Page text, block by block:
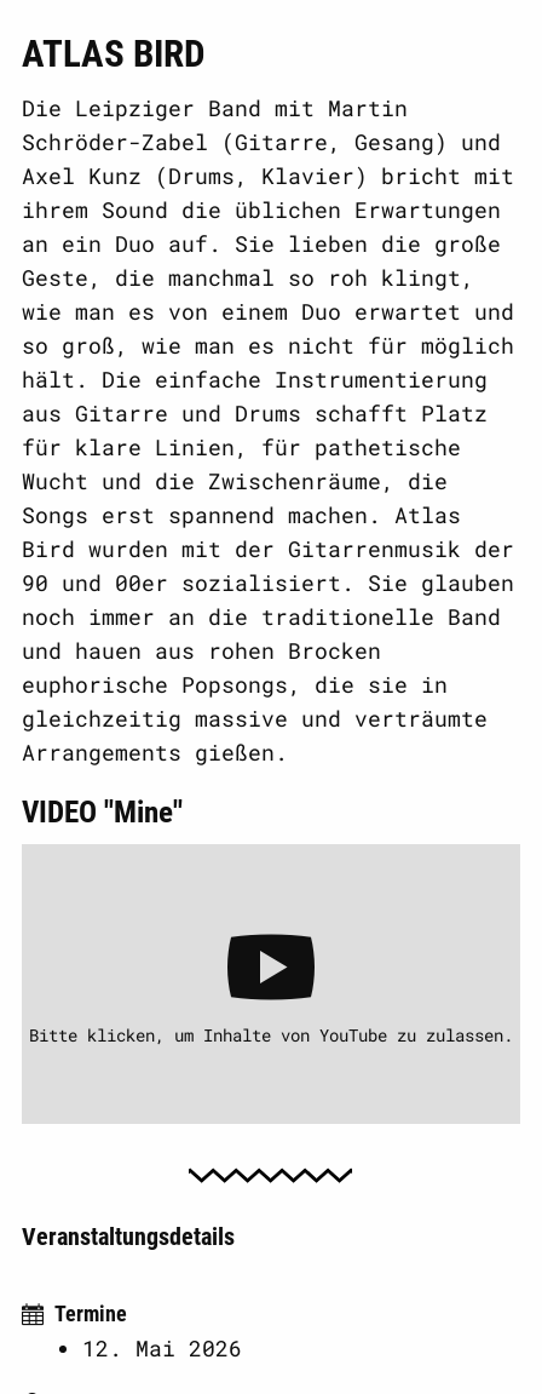
ATLAS BIRD
Die Leipziger Band mit Martin
Schröder-Zabel (Gitarre, Gesang) und
Axel Kunz (Drums, Klavier) bricht mit
ihrem Sound die üblichen Erwartungen
an ein Duo auf. Sie lieben die große
Geste, die manchmal so roh klingt,
wie man es von einem Duo erwartet und
so groß, wie man es nicht für möglich
hält. Die einfache Instrumentierung
aus Gitarre und Drums schafft Platz
für klare Linien, für pathetische
Wucht und die Zwischenräume, die
Songs erst spannend machen. Atlas
Bird wurden mit der Gitarrenmusik der
90 und 00er sozialisiert. Sie glauben
noch immer an die traditionelle Band
und hauen aus rohen Brocken
euphorische Popsongs, die sie in
gleichzeitig massive und verträumte
Arrangements gießen.
VIDEO "Mine"
Bitte klicken, um Inhalte von YouTube zu zulassen.
Veranstaltungsdetails
Termine
12. Mai 2026